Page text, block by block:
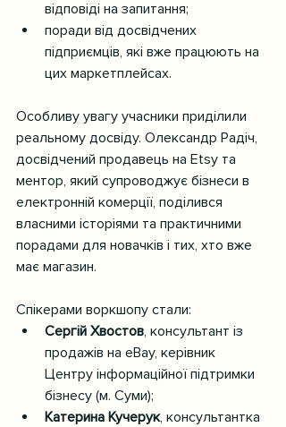
відповіді на запитання;
поради від досвідчених
підприємців, які вже працюють на
цих маркетплейсах.
Особливу увагу учасники приділили
реальному досвіду. Олександр Радіч,
досвідчений продавець на Etsy та
ментор, який супроводжує бізнеси в
електронній комерції, поділився
власними історіями та практичними
порадами для новачків і тих, хто вже
має магазин.
Спікерами воркшопу стали:
Сергій Хвостов, консультант із
продажів на eBay, керівник
Центру інформаційної підтримки
бізнесу (м. Суми);
Катерина Кучерук, консультантка